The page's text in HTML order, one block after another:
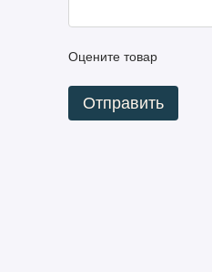
Оцените товар
Отправить